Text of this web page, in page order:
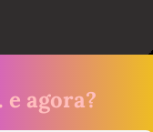
e agora?